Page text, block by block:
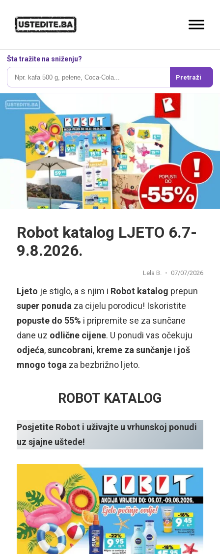
Šta tražite na sniženju?
Pretraži
Robot katalog LJETO 6.7-
9.8.2026.
Lela B. 07/07/2026
Ljeto je stiglo, a s njim i Robot katalog prepun
super ponuda za cijelu porodicu! Iskoristite
popuste do 55% i pripremite se za sunčane
dane uz odlične cijene. U ponudi vas očekuju
odjeća,suncobrani, kreme za sunčanjei još
mnogo toga za bezbrižno ljeto.
ROBOT KATALOG
Posjetite Robot i uživajte u vrhunskoj ponudi
uz sjajne uštede!